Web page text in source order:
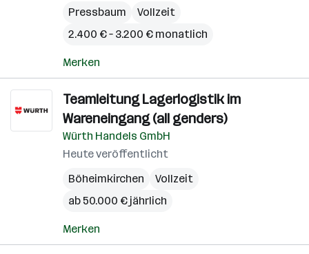
Pressbaum
Vollzeit
2.400 € – 3.200 € monatlich
Merken
Teamleitung Lagerlogistik im
Wareneingang (all genders)
Würth Handels GmbH
Heute veröffentlicht
Böheimkirchen
Vollzeit
ab 50.000 € jährlich
Merken